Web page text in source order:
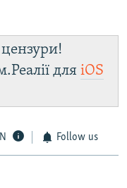
для iOS
Follow us